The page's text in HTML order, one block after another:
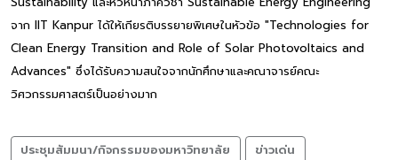
จาก IIT Kanpur ได้ให้เกียรติบรรยายพิเศษในหัวข้อ "Technologies for
Clean Energy Transition and Role of Solar Photovoltaics and
Advances" ซึ่งได้รับความสนใจจากนักศึกษาและคณาจารย์คณะ
วิศวกรรมศาสตร์เป็นอย่างมาก
ประชุมสัมมนา/กิจกรรมของมหาวิทยาลัย ข่าวเด่น